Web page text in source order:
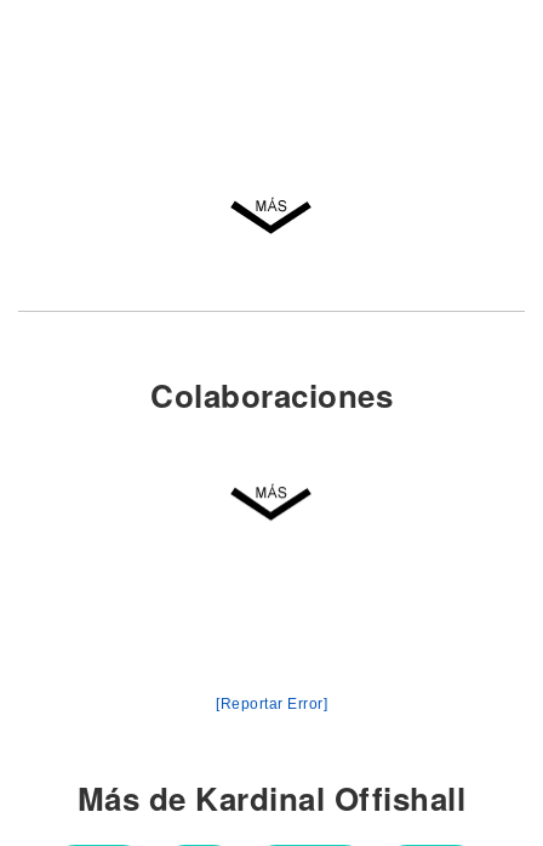
Colaboraciones
[Reportar Error]
Más de Kardinal Offishall